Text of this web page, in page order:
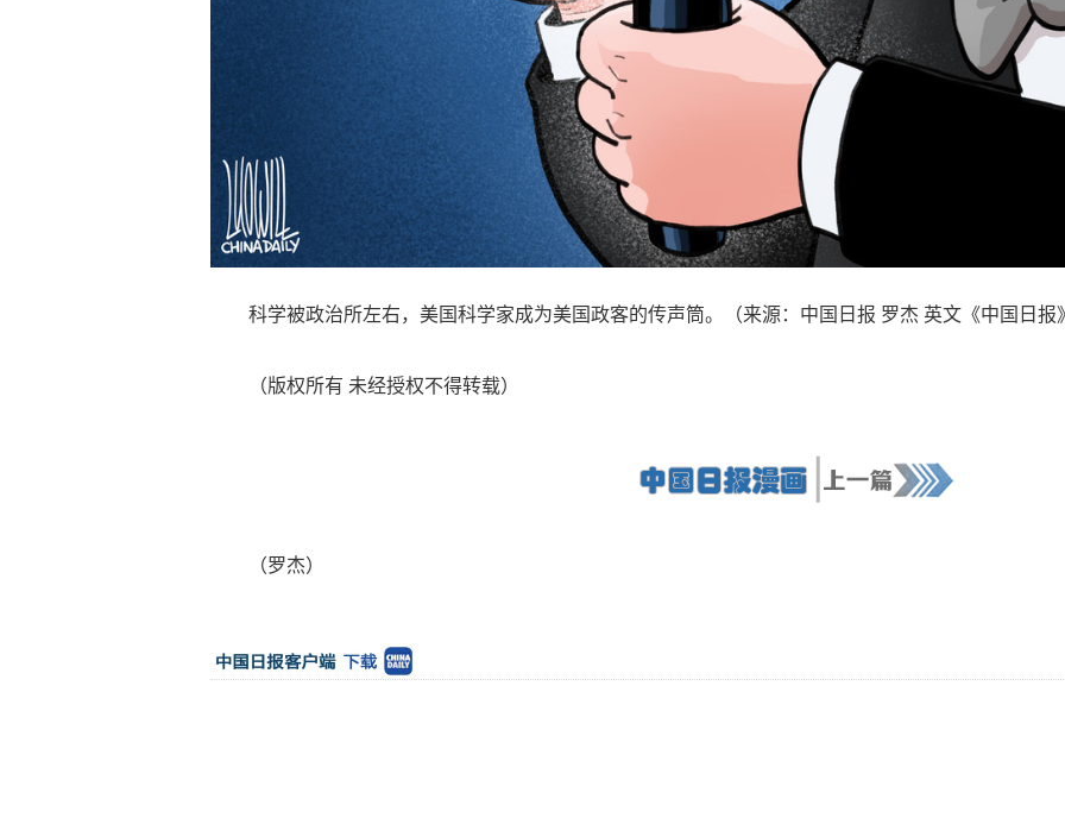
科学被政治所左右，美国科学家成为美国政客的传声筒。（来源：中国日报 罗杰 英文《中国日报
（版权所有 未经授权不得转载）
（罗杰）